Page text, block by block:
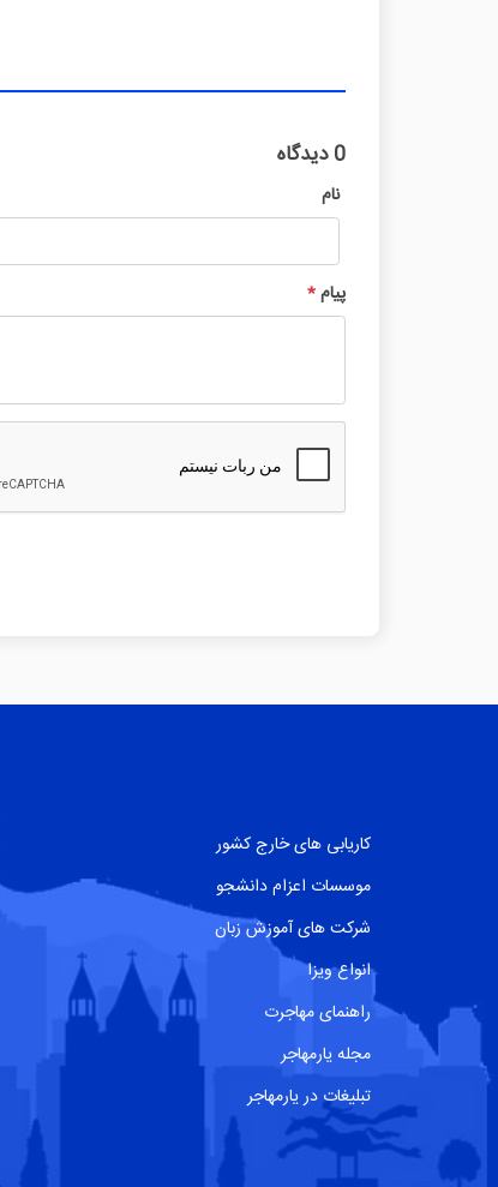
0 دیدگاه
نام
پیام*
کاریابی های خارج کشور
موسسات اعزام دانشجو
شرکت های آموزش زبان
انواع ویزا
راهنمای مهاجرت
مجله یارمهاجر
تبلیغات در یارمهاجر